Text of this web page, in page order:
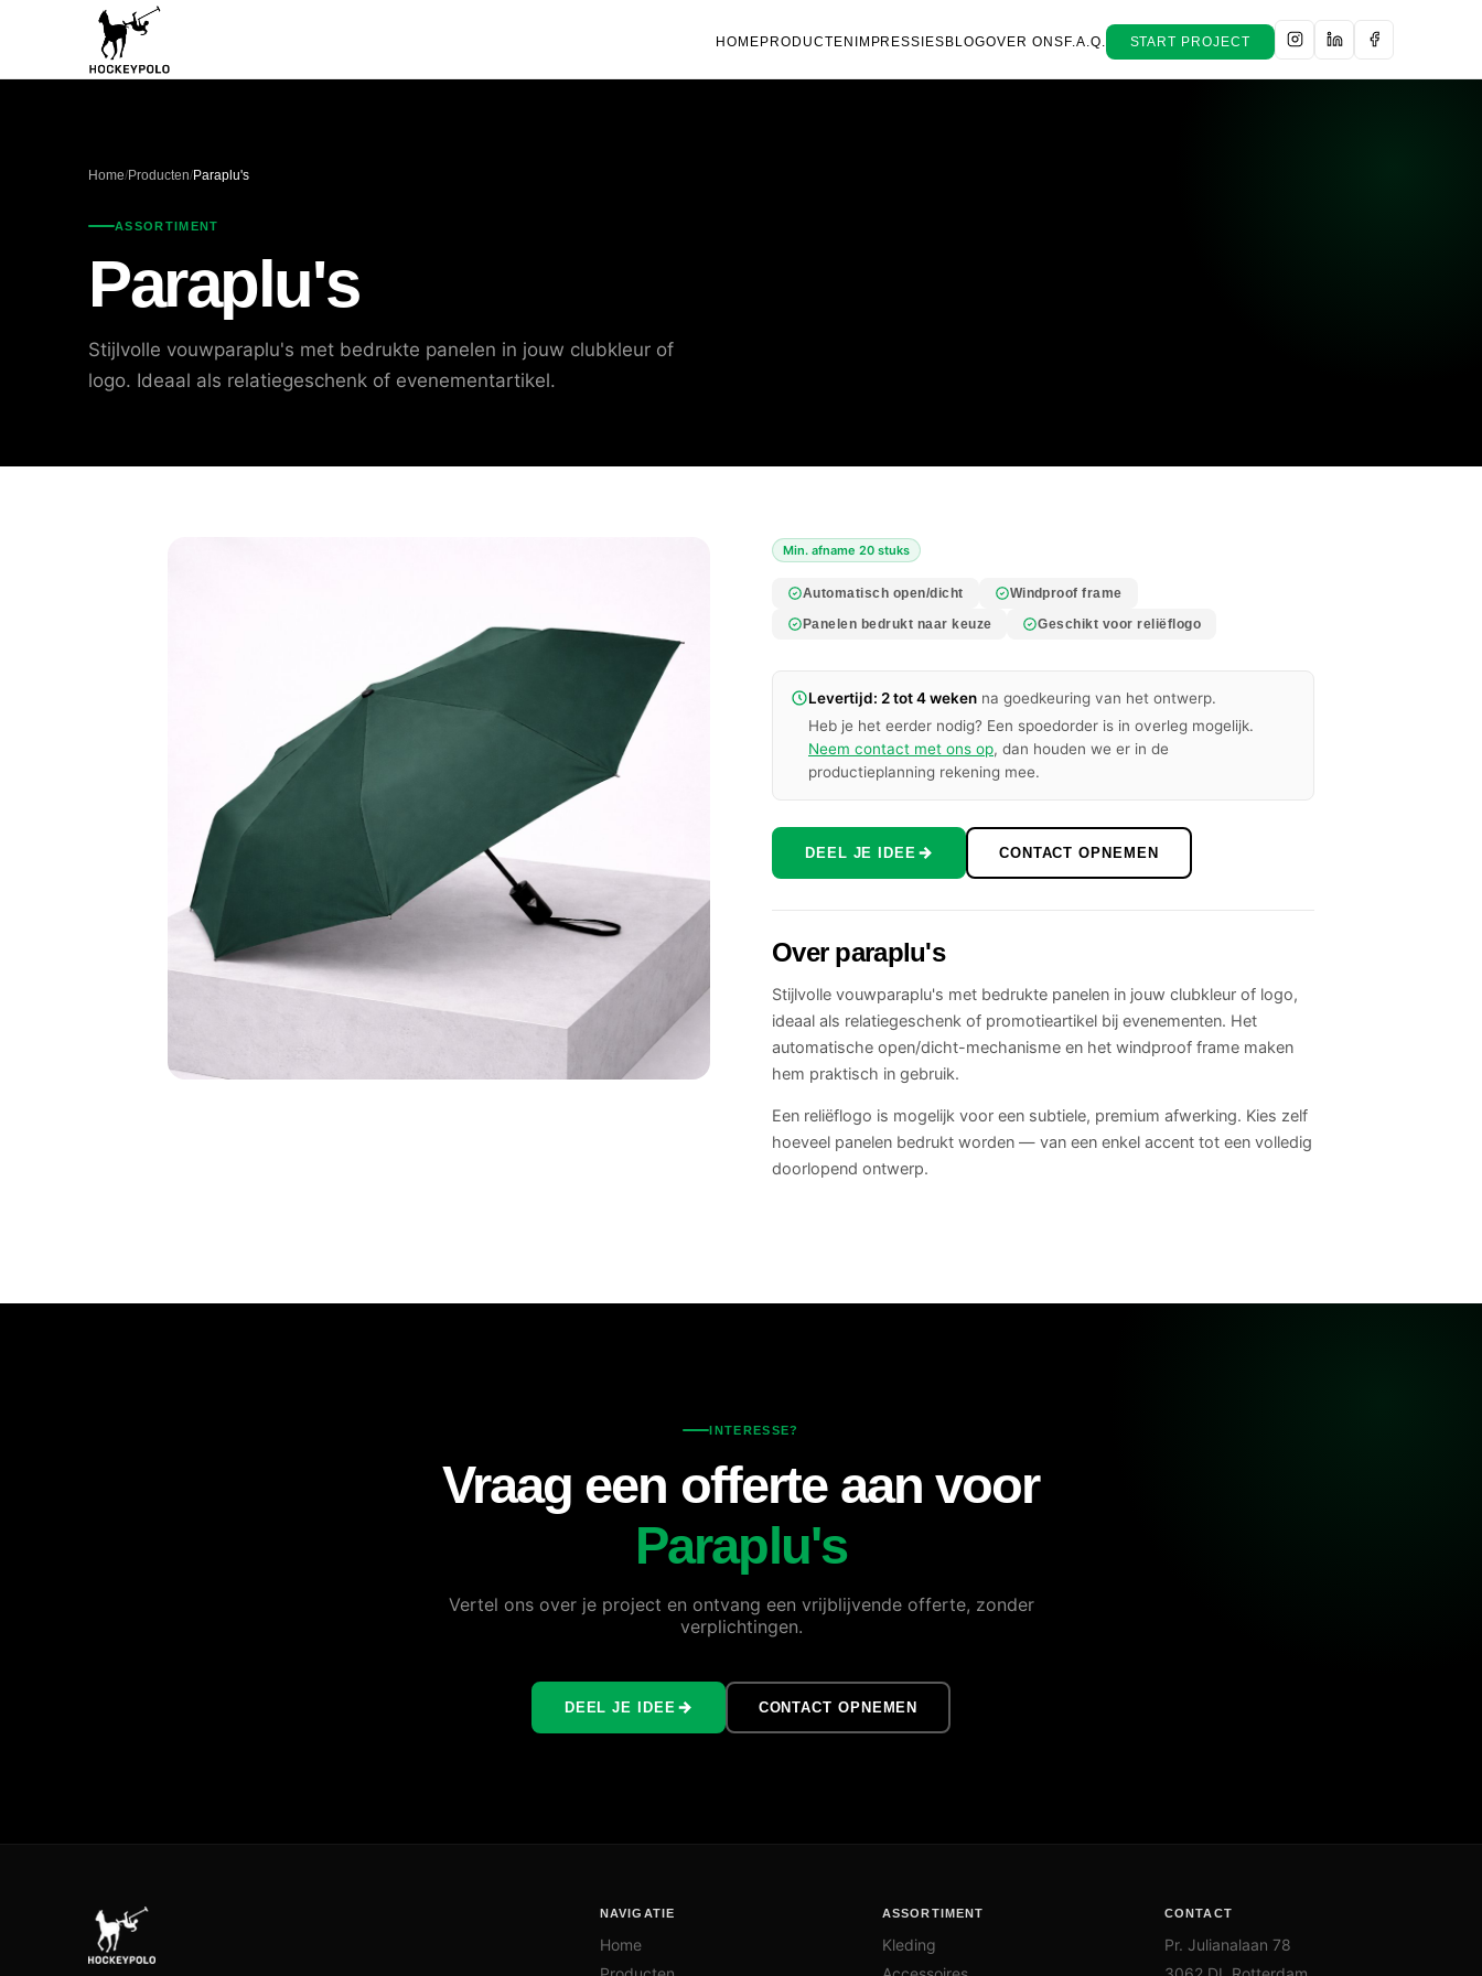
HOMEPRODUCTEN IMPRESSIESBLOGOVER ONSF.A.Q. START PROJECT
Home/Producten/Paraplu's
ASSORTIMENT
Paraplu's
Stijlvolle vouwparaplu's met bedrukte panelen in jouw clubkleur of
logo. Ideaal als relatiegeschenk of evenementartikel.
Min. afname 20 stuks
Automatisch open/dicht
Windproof frame
Panelen bedrukt naar keuze
Geschikt voor reliëflogo
Levertijd: 2 tot 4 weken na goedkeuring van het ontwerp.
Heb je het eerder nodig? Een spoedorder is in overleg mogelijk.
Neem contact met ons op, dan houden we er in de
productieplanning rekening mee.
DEEL JE IDEE CONTACT OPNEMEN
Over paraplu's
Stijlvolle vouwparaplu's met bedrukte panelen in jouw clubkleur of logo,
ideaal als relatiegeschenk of promotieartikel bij evenementen. Het
automatische open/dicht-mechanisme en het windproof frame maken
hem praktisch in gebruik.
Een reliëflogo is mogelijk voor een subtiele, premium afwerking. Kies zelf
hoeveel panelen bedrukt worden — van een enkel accent tot een volledig
doorlopend ontwerp.
INTERESSE?
Vraag een offerte aan voor
Paraplu's
Vertel ons over je project en ontvang een vrijblijvende offerte, zonder
verplichtingen.
DEEL JE IDEE CONTACT OPNEMEN
NAVIGATIE
Home
ASSORTIMENT
Kleding
CONTACT
Pr. Julianalaan 78